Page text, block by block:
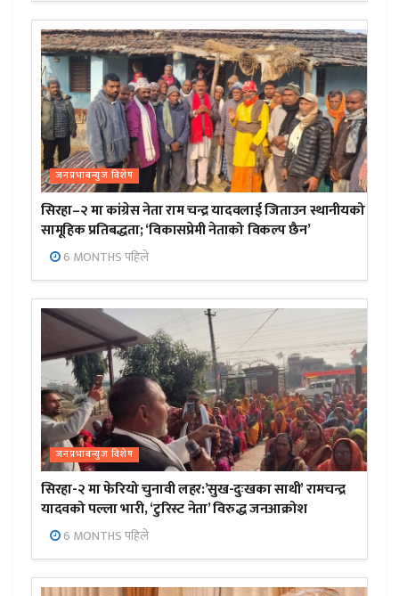
जनप्रभाबन्युज विशेष
सिरहा–२ मा कांग्रेस नेता राम चन्द्र यादवलाई जिताउन स्थानीयको
सामूहिक प्रतिबद्धता; ‘विकासप्रेमी नेताको विकल्प छैन’
6 MONTHS पहिले
जनप्रभाबन्युज विशेष
सिरहा-२ मा फेरियो चुनावी लहर:’सुख-दुःखका साथी’ रामचन्द्र
यादवको पल्ला भारी, ‘टुरिस्ट नेता’ विरुद्ध जनआक्रोश
6 MONTHS पहिले